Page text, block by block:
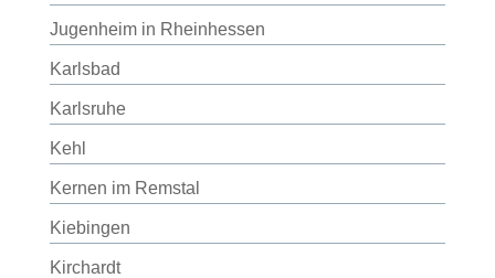
Jugenheim in Rheinhessen
Karlsbad
Karlsruhe
Kehl
Kernen im Remstal
Kiebingen
Kirchardt